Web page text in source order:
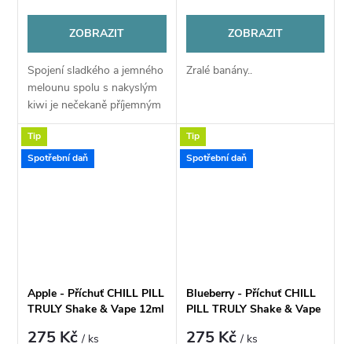
ZOBRAZIT
Spojení sladkého a jemného
melounu spolu s nakyslým
kiwi je nečekaně příjemným
zpestřením pro vaše
chuťové pohárky, které si
užijí plně ovocnou chuť.
ZOBRAZIT
Zralé banány..
Tip
Spotřební daň
Apple - Příchuť CHILL PILL
TRULY Shake & Vape 12ml
275 Kč/ ks
Tip
Spotřební daň
Blueberry - Příchuť CHILL
PILL TRULY Shake & Vape
275 Kč/ ks